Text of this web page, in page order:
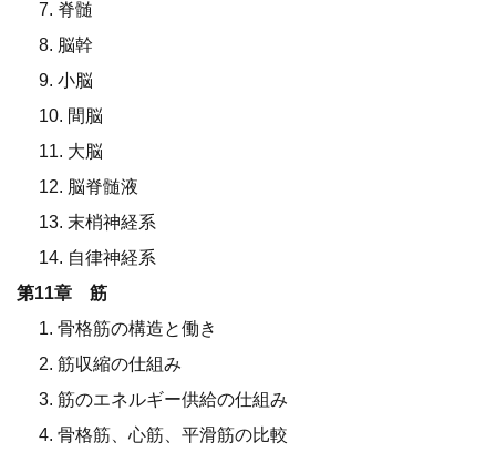
7. 脊髄
8. 脳幹
9. 小脳
10. 間脳
11. 大脳
12. 脳脊髄液
13. 末梢神経系
14. 自律神経系
第11章 筋
1. 骨格筋の構造と働き
2. 筋収縮の仕組み
3. 筋のエネルギー供給の仕組み
4. 骨格筋、心筋、平滑筋の比較